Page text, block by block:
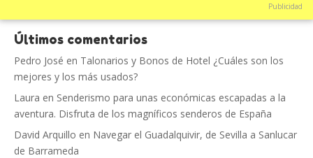
Publicidad
Últimos comentarios
Pedro José en Talonarios y Bonos de Hotel ¿Cuáles son los
mejores y los más usados?
Laura en Senderismo para unas económicas escapadas a la
aventura. Disfruta de los magníficos senderos de España
David Arquillo en Navegar el Guadalquivir, de Sevilla a Sanlucar
de Barrameda